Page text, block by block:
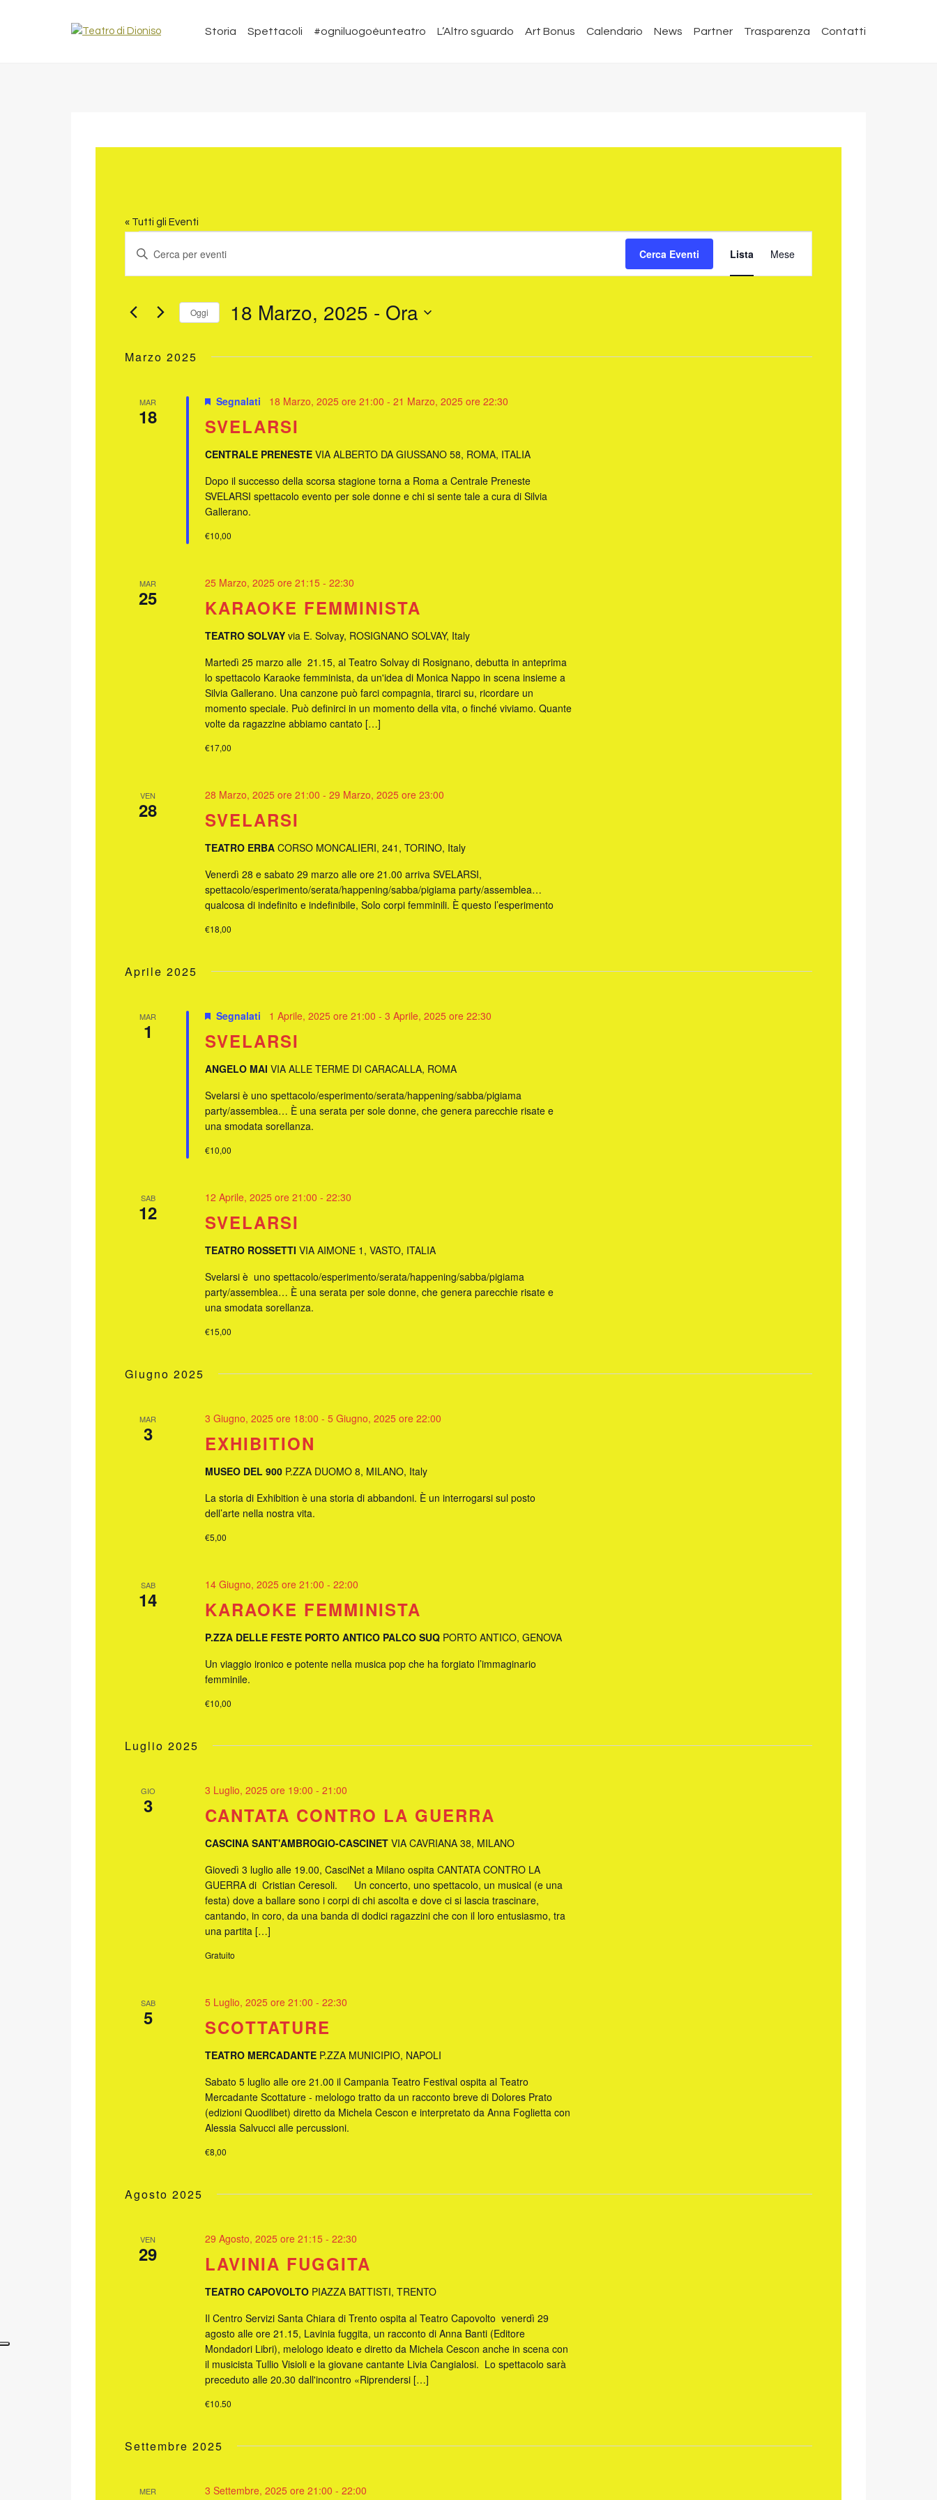
Storia Spettacoli #ogniluogoèunteatro L’Altro sguardo Art Bonus Calendario News Partner Trasparenza Contatti
« Tutti gli Eventi
EVENTI
RICERCA
VISTE
Inserisci
Eventi
Cerca Eventi
VISTE
Lista Mese
Oggi 18 Marzo, 2025 - Ora
Marzo 2025
MAR
18 SVELARSI
Segnalati 18 Marzo, 2025 ore 21:00 - 21 Marzo, 2025 ore 22:30
CENTRALE PRENESTE VIA ALBERTO DA GIUSSANO 58, ROMA, ITALIA
Dopo il successo della scorsa stagione torna a Roma a Centrale Preneste
SVELARSI spettacolo evento per sole donne e chi si sente tale a cura di Silvia
Gallerano.
€10,00
MAR
25 KARAOKE FEMMINISTA
25 Marzo, 2025 ore 21:15- 22:30
TEATRO SOLVAY via E. Solvay, ROSIGNANO SOLVAY, Italy
Martedì 25 marzo alle 21.15, al Teatro Solvay di Rosignano, debutta in anteprima
lo spettacolo Karaoke femminista, da un'idea di Monica Nappo in scena insieme a
Silvia Gallerano. Una canzone può farci compagnia, tirarci su, ricordare un
momento speciale. Può definirci in un momento della vita, o finché viviamo. Quante
volte da ragazzine abbiamo cantato […]
€17,00
VEN
28 SVELARSI
28 Marzo, 2025 ore 21:00 - 29 Marzo, 2025 ore 23:00
TEATRO ERBA CORSO MONCALIERI, 241, TORINO, Italy
Venerdì 28 e sabato 29 marzo alle ore 21.00 arriva SVELARSI,
spettacolo/esperimento/serata/happening/sabba/pigiama party/assemblea…
qualcosa di indefinito e indefinibile, Solo corpi femminili. È questo l’esperimento
€18,00
Aprile 2025
MAR
1 SVELARSI
Segnalati 1 Aprile, 2025 ore 21:00 - 3 Aprile, 2025 ore 22:30
ANGELO MAI VIA ALLE TERME DI CARACALLA, ROMA
Svelarsi è uno spettacolo/esperimento/serata/happening/sabba/pigiama
party/assemblea… È una serata per sole donne, che genera parecchie risate e
una smodata sorellanza.
€10,00
SAB
12 SVELARSI
12 Aprile, 2025 ore 21:00 - 22:30
TEATRO ROSSETTI VIA AIMONE 1, VASTO, ITALIA
Svelarsi è uno spettacolo/esperimento/serata/happening/sabba/pigiama
party/assemblea… È una serata per sole donne, che genera parecchie risate e
una smodata sorellanza.
€15,00
Giugno 2025
MAR
3 EXHIBITION
3 Giugno, 2025 ore 18:00 - 5 Giugno, 2025 ore 22:00
MUSEO DEL 900 P.ZZA DUOMO 8, MILANO, Italy
La storia di Exhibition è una storia di abbandoni. È un interrogarsi sul posto
dell’arte nella nostra vita.
€5,00
SAB
14 KARAOKE FEMMINISTA
14 Giugno, 2025 ore 21:00 - 22:00
P.ZZA DELLE FESTE PORTO ANTICO PALCO SUQ PORTO ANTICO, GENOVA
Un viaggio ironico e potente nella musica pop che ha forgiato l’immaginario
femminile.
€10,00
Luglio 2025
GIO
3 CANTATA CONTRO LA GUERRA
3 Luglio, 2025 ore 19:00 - 21:00
CASCINA SANT'AMBROGIO-CASCINET VIA CAVRIANA 38, MILANO
Giovedì 3 luglio alle 19.00, CasciNet a Milano ospita CANTATA CONTRO LA
GUERRA di Cristian Ceresoli. Un concerto, uno spettacolo, un musical (e una
festa) dove a ballare sono i corpi di chi ascolta e dove ci si lascia trascinare,
cantando, in coro, da una banda di dodici ragazzini che con il loro entusiasmo, tra
una partita […]
Gratuito
SAB
5 SCOTTATURE
5 Luglio, 2025 ore 21:00 - 22:30
TEATRO MERCADANTE P.ZZA MUNICIPIO, NAPOLI
Sabato 5 luglio alle ore 21.00 il Campania Teatro Festival ospita al Teatro
Mercadante Scottature - melologo tratto da un racconto breve di Dolores Prato
(edizioni Quodlibet) diretto da Michela Cescon e interpretato da Anna Foglietta con
Alessia Salvucci alle percussioni.
€8,00
Agosto 2025
VEN
29 LAVINIA FUGGITA
29 Agosto, 2025 ore 21:15- 22:30
TEATRO CAPOVOLTO PIAZZA BATTISTI, TRENTO
Il Centro Servizi Santa Chiara di Trento ospita al Teatro Capovolto venerdì 29
agosto alle ore 21.15, Lavinia fuggita, un racconto di Anna Banti (Editore
Mondadori Libri), melologo ideato e diretto da Michela Cescon anche in scena con
il musicista Tullio Visioli e la giovane cantante Livia Cangialosi. Lo spettacolo sarà
preceduto alle 20.30 dall'incontro «Riprendersi […]
€10.50
Settembre 2025
MER 3 Settembre, 2025 ore 21:00 - 22:00